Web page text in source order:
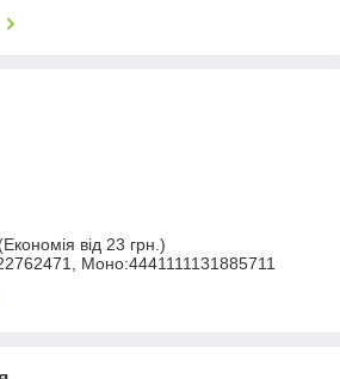
від 23 грн.)
Моно:4441111131885711